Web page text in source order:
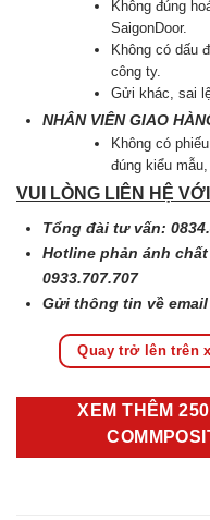
Không đúng
SaigonDoor.
Không có dấu
công ty.
Gửi khác, sai
NHÂN VIÊN GIAO
Không có
đúng kiểu
VUI LÒNG LIÊN HỆ
Tổng đài tư vấn:
Hotline phản ánh
0933.707.707
Gửi thông tin về
Quay trở lên trên
XEM THÊM